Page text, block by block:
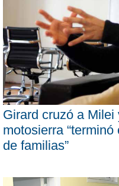
Girard cruzó a
motosierra
de familias”